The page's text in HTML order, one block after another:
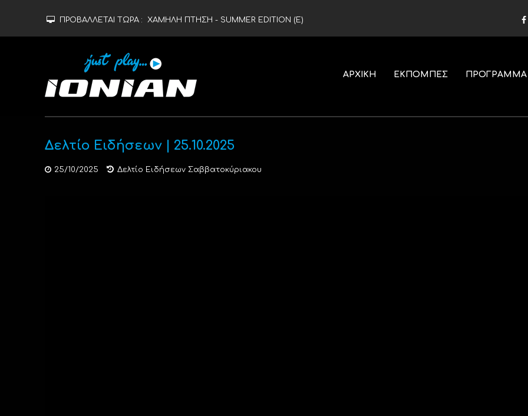
ΠΡΟΒΑΛΛΕΤΑΙ ΤΩΡΑ : ΧΑΜΗΛΗ ΠΤΗΣΗ - SUMMER EDITION (Ε)
ΑΡΧΙΚΗ ΕΚΠΟΜΠΕΣ ΠΡΟΓΡΑΜΜΑ
Δελτίο Ειδήσεων | 25.10.2025
25/10/2025 Δελτίο Ειδήσεων Σαββατοκύριακου